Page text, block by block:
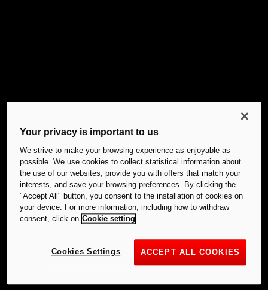
Your privacy is important to us
We strive to make your browsing experience as enjoyable as
possible. We use cookies to collect statistical information about
the use of our websites, provide you with offers that match your
interests, and save your browsing preferences. By clicking the
"Accept All" button, you consent to the installation of cookies on
your device. For more information, including how to withdraw
consent, click on Cookie setting
ACCEPT ALL COOKIES
Cookies Settings